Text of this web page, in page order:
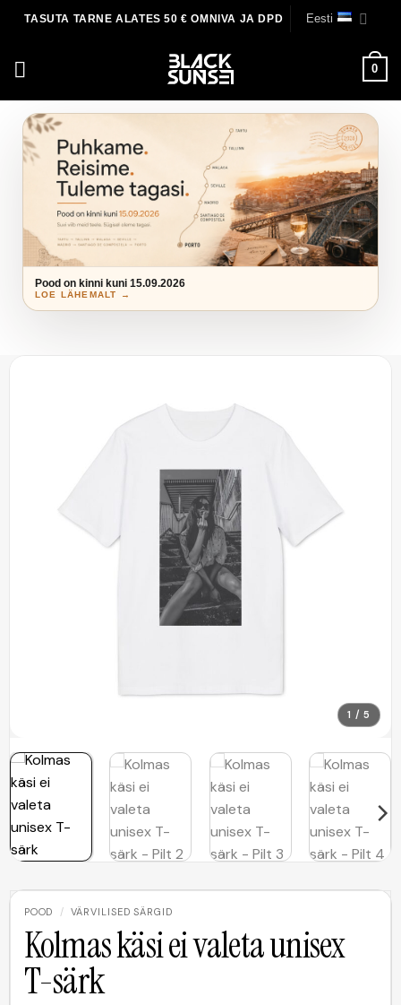
TASUTA TARNE ALATES 50 € OMNIVA JA DPD Eesti
0
Pood on kinni kuni 15.09.2026
LOE LÄHEMALT →
1 / 5
POOD / VÄRVILISED SÄRGID
Kolmas käsi ei valeta unisex
T-särk